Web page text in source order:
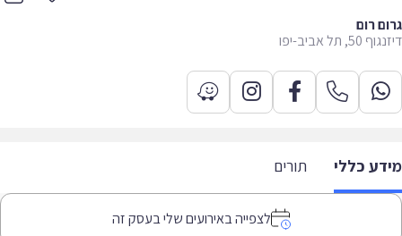
רום
תל אביב-יפו
כללי תורים
לצפייה באירועים שלי בעסק זה